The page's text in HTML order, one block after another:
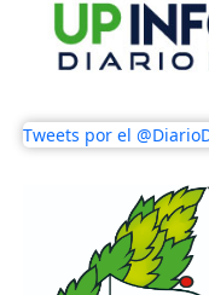
Tweets por el